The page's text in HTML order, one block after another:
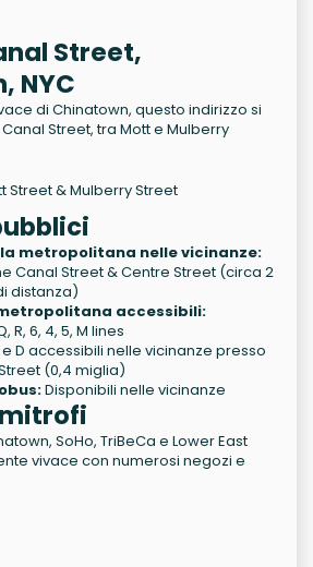
Street,
NYC
di Chinatown, questo indirizzo si
Street, tra Mott e Mulberry
Street & Mulberry Street
metropolitana nelle vicinanze:
Canal Street & Centre Street (circa 2
distanza)
accessibili:
R, 6, 4, 5, M lines
e D accessibili nelle vicinanze presso
(0,4 miglia)
Disponibili nelle vicinanze
SoHo, TriBeCa e Lower East
vivace con numerosi negozi e